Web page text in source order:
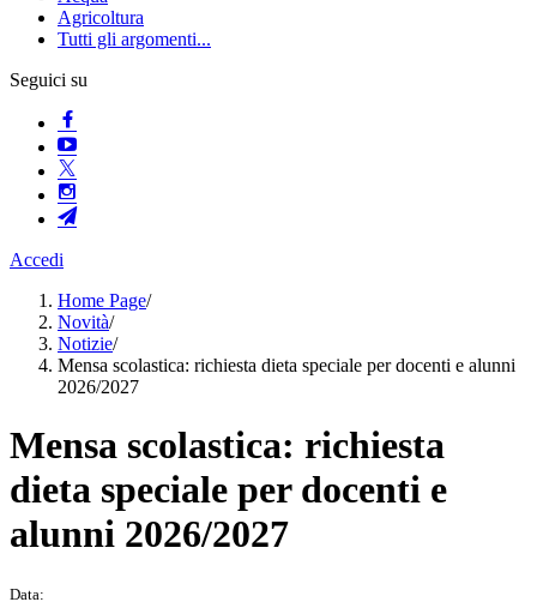
Agricoltura
Tutti gli argomenti...
Seguici su
Accedi
Home Page/
Novità/
Notizie/
Mensa scolastica: richiesta dieta speciale per docenti e alunni
2026/2027
Mensa scolastica: richiesta
dieta speciale per docenti e
alunni 2026/2027
Data: